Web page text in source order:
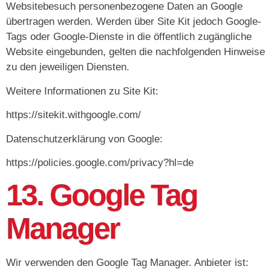
Websitebesuch personenbezogene Daten an Google
übertragen werden. Werden über Site Kit jedoch Google-
Tags oder Google-Dienste in die öffentlich zugängliche
Website eingebunden, gelten die nachfolgenden Hinweise
zu den jeweiligen Diensten.
Weitere Informationen zu Site Kit:
https://sitekit.withgoogle.com/
Datenschutzerklärung von Google:
https://policies.google.com/privacy?hl=de
13. Google Tag
Manager
Wir verwenden den Google Tag Manager. Anbieter ist: